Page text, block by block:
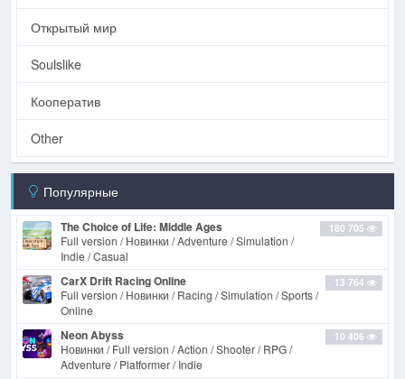
Открытый мир
Soulslike
Кооператив
Other
Популярные
180 705
The Choice of Life: Middle Ages
Full version / Новинки / Adventure / Simulation /
Indie / Casual
13 764
CarX Drift Racing Online
Full version / Новинки / Racing / Simulation / Sports /
Online
10 406
Neon Abyss
Новинки / Full version / Action / Shooter / RPG /
Adventure / Platformer / Indie